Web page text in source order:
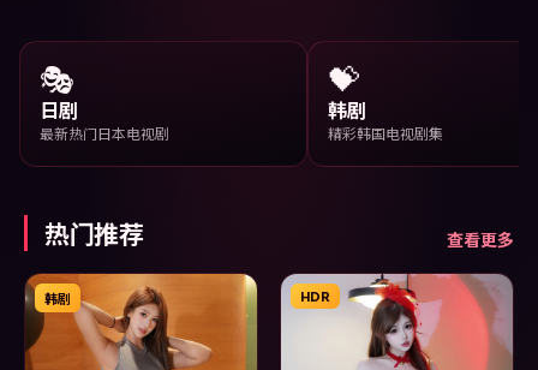
🎭
日剧
最新热门日本电视剧
💝
韩剧
精彩韩国电视剧集
热门推荐 查看更多
韩剧 HDR